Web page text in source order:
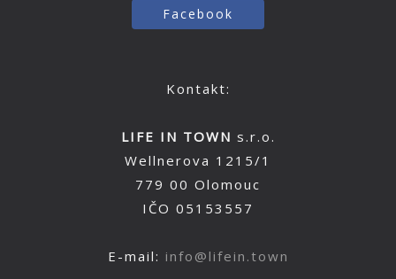
Facebook
Kontakt:
LIFE IN TOWN s.r.o.
Wellnerova 1215/1
779 00 Olomouc
IČO 05153557
E-mail: info@lifein.town